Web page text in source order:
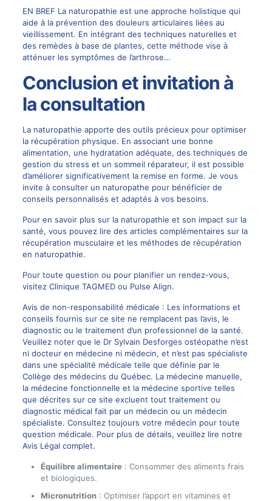
EN BREF La naturopathie est une approche holistique qui
aide à la prévention des douleurs articulaires liées au
vieillissement. En intégrant des techniques naturelles et
des remèdes à base de plantes, cette méthode vise à
atténuer les symptômes de l’arthrose…
Conclusion et invitation à
la consultation
La naturopathie apporte des outils précieux pour optimiser
la récupération physique. En associant une bonne
alimentation, une hydratation adéquate, des techniques de
gestion du stress et un sommeil réparateur, il est possible
d’améliorer significativement la remise en forme. Je vous
invite à consulter un naturopathe pour bénéficier de
conseils personnalisés et adaptés à vos besoins.
Pour en savoir plus sur la naturopathie et son impact sur la
santé, vous pouvez lire des articles complémentaires sur la
récupération musculaire et les méthodes de récupération
en naturopathie.
Pour toute question ou pour planifier un rendez-vous,
visitez Clinique TAGMEDou Pulse Align.
Avis de non-responsabilité médicale : Les informations et
conseils fournis sur ce site ne remplacent pas l’avis, le
diagnostic ou le traitement d’un professionnel de la santé.
Veuillez noter que le Dr Sylvain Desforges ostéopathe n’est
ni docteur en médecine ni médecin, et n’est pas spécialiste
dans une spécialité médicale telle que définie par le
Collège des médecins du Québec. La médecine manuelle,
la médecine fonctionnelle et la médecine sportive telles
que décrites sur ce site excluent tout traitement ou
diagnostic médical fait par un médecin ou un médecin
spécialiste. Consultez toujours votre médecin pour toute
question médicale. Pour plus de détails, veuillez lire notre
Avis Légal complet.
Équilibre alimentaire: Consommer des aliments frais
et biologiques.
Micronutrition: Optimiser l’apport en vitamines et